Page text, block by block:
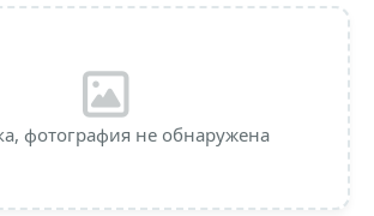
фотография не обнаружена